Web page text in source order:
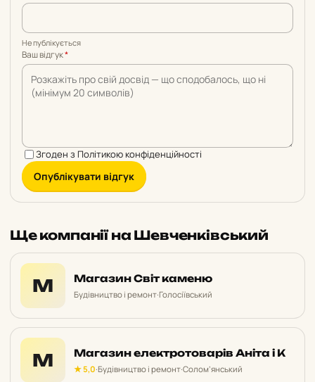
Не публікується
Ваш відгук*
Згоден з Політикою конфіденційності
Опублікувати відгук
Ще компанії на Шевченківський
М Магазин Світ каменю
Будівництво і ремонт·Голосіївський
М Магазин електротоварів Аніта і К
★ 5,0·Будівництво і ремонт·Солом’янський